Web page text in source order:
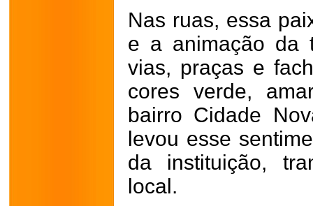
Nas ruas, essa
e a animação da
vias, praças e
cores verde,
bairro Cidade
levou esse
da instituição,
local.